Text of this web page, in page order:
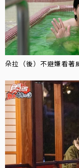
朵拉（後）不避嫌看著